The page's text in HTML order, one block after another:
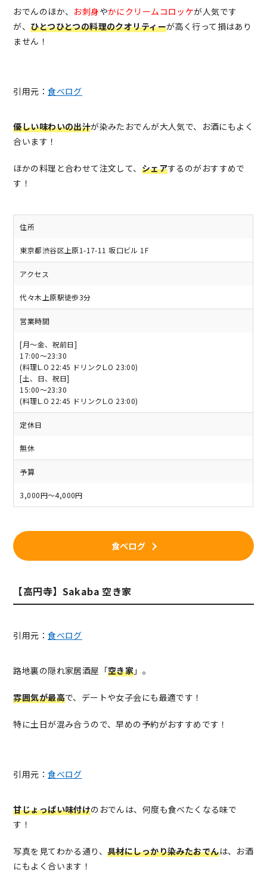
おでんのほか、 お刺身やかにクリームコロッケが人気です
が、ひとつひとつの料理のクオリティーが高く行って損はあり
ません！
引用元：食べログ
優しい味わいの出汁が染みたおでんが大人気で、お酒にもよく
合います！
ほかの料理と合わせて注文して、 シェアするのがおすすめで
す！
住所
東京都渋谷区上原1-17-11 坂口ビル 1F
アクセス
代々木上原駅徒歩3分
営業時間
[月～金、祝前日]
17:00～23:30
(料理L.O 22:45 ドリンクL.O 23:00)
[土、日、祝日]
15:00～23:30
(料理L.O 22:45 ドリンクL.O 23:00)
定休日
無休
予算
3,000円～4,000円
食べログ
【高円寺】Sakaba 空き家
引用元：食べログ
路地裏の隠れ家居酒屋「空き家 」。
雰囲気が最高で、デートや女子会にも最適です！
特に土日が混み合うので、早めの予約がおすすめです！
引用元：食べログ
甘じょっぱい味付けのおでんは、何度も食べたくなる味で
す！
写真を見てわかる通り、具材にしっかり染みたおでんは、お酒
にもよく合います！